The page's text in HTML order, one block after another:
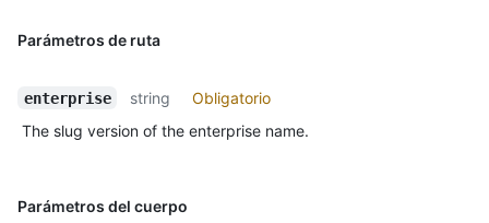
Parámetros de ruta
enterprise string
Obligatorio
The slug version of the enterprise name.
Parámetros del cuerpo